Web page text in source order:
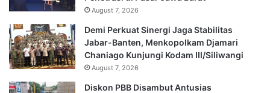
August 7, 2026
Demi Perkuat Sinergi Jaga Stabilitas
Jabar-Banten, Menkopolkam Djamari
Chaniago Kunjungi Kodam III/Siliwangi
August 7, 2026
Diskon PBB Disambut Antusias